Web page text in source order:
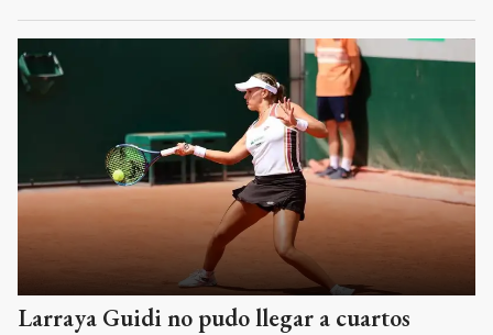
Larraya Guidi no pudo llegar a cuartos